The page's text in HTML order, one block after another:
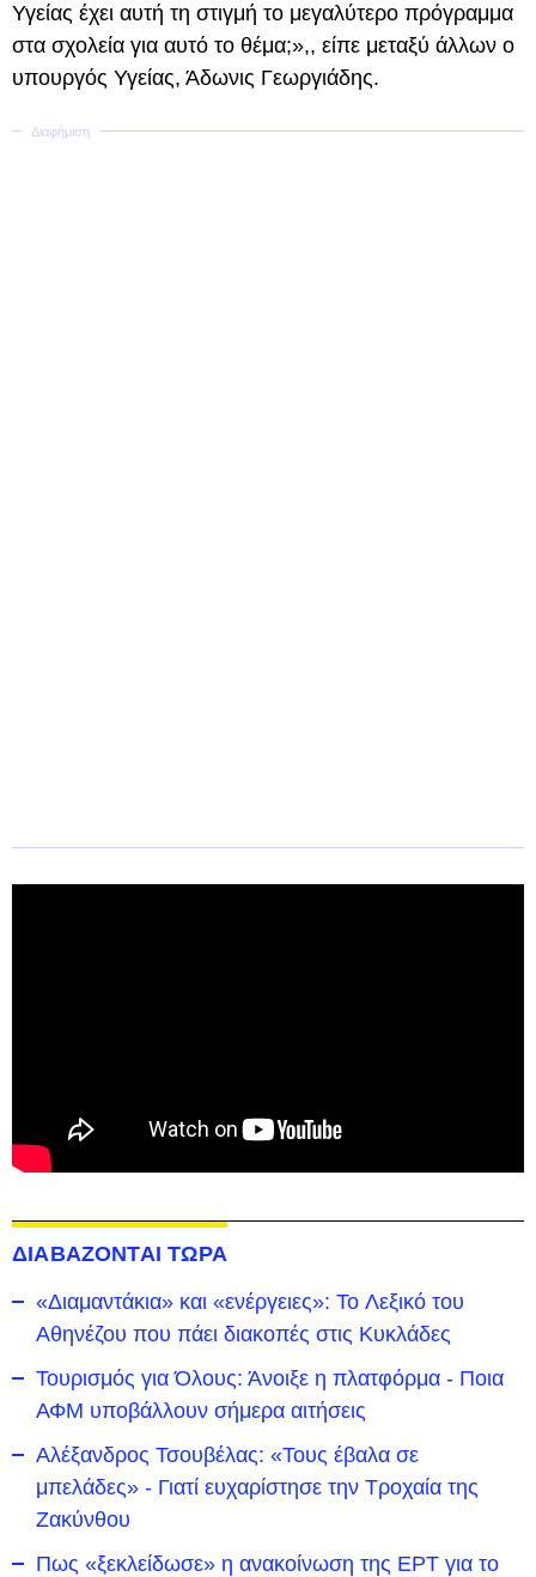
Υγείας έχει αυτή τη στιγμή το μεγαλύτερο πρόγραμμα
στα σχολεία για αυτό το θέμα;»,, είπε μεταξύ άλλων ο
υπουργός Υγείας, Άδωνις Γεωργιάδης.
ΔΙΑΒΑΖΟΝΤΑΙ ΤΩΡΑ
«Διαμαντάκια» και «ενέργειες»: To Λεξικό του
Αθηνέζου που πάει διακοπές στις Κυκλάδες
Τουρισμός για Όλους: Άνοιξε η πλατφόρμα - Ποια
ΑΦΜ υποβάλλουν σήμερα αιτήσεις
Αλέξανδρος Τσουβέλας: «Τους έβαλα σε
μπελάδες» - Γιατί ευχαρίστησε την Τροχαία της
Ζακύνθου
Πως «ξεκλείδωσε» η ανακοίνωση της ΕΡΤ για το